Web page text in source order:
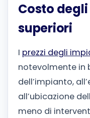
Costo
superiori
I prezzi degli
notevolmente in
dell’impianto,
all’ubicazione
meno di